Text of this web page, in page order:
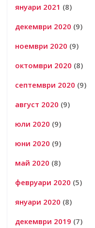
януари 2021 (8)
декември 2020 (9)
ноември 2020 (9)
октомври 2020 (8)
септември 2020 (9)
август 2020 (9)
юли 2020 (9)
юни 2020 (9)
май 2020 (8)
февруари 2020 (5)
януари 2020 (8)
декември 2019 (7)